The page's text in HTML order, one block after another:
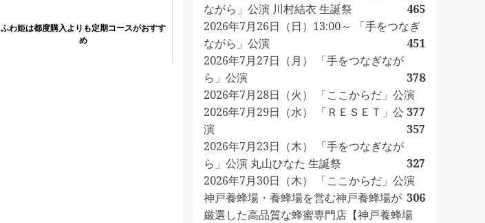
ふわ姫は都度購入よりも定期コースがおすす
め
ながら」公演 川村結衣 生誕祭
465
2026年7月26日（日）13:00～ 「手をつなぎ
ながら」公演
451
2026年7月27日（月） 「手をつなぎなが
ら」公演
378
2026年7月28日（火） 「ここからだ」公演
377
2026年7月29日（水） 「ＲＥＳＥＴ」公
演
357
2026年7月23日（木） 「手をつなぎなが
ら」公演 丸山ひなた 生誕祭
327
2026年7月30日（木） 「ここからだ」公演
306
神戸養蜂場・養蜂場を営む神戸養蜂場が
厳選した高品質な蜂蜜専門店【神戸養蜂場